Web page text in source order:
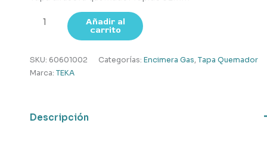
Tapa
quemador
Teka
cantidad
Añadir al
carrito
SKU: 60601002 Categorías: Encimera Gas, Tapa Quemador
Marca: TEKA
Descripción